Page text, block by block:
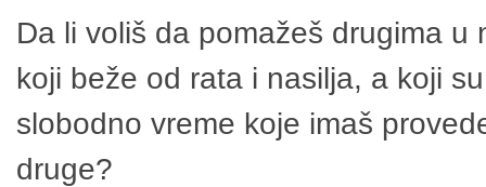
Da li voliš da pomažeš drugima
koji beže od rata i nasilja, a koji
slobodno vreme koje imaš
druge?